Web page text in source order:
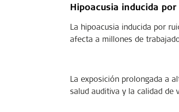
Hipoacusia inducida
La hipoacusia inducida por
afecta a millones de
La exposición prolongada a
salud auditiva y la calidad de